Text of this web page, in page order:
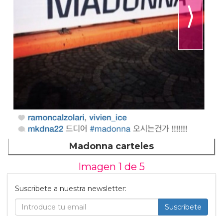
⟩
Madonna carteles
Imagen 1 de 5
Suscribete a nuestra newsletter:
Suscribete